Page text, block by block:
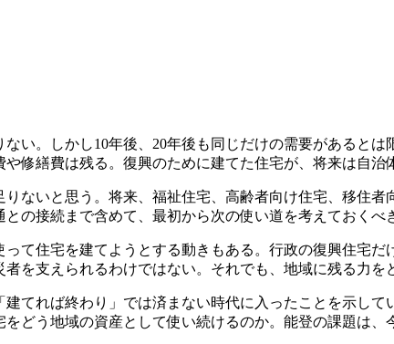
い。しかし10年後、20年後も同じだけの需要があると
修繕費は残る。復興のために建てた住宅が、将来は自治
ないと思う。将来、福祉住宅、高齢者向け住宅、移住
の接続まで含めて、最初から次の使い道を考えておくべ
て住宅を建てようとする動きもある。行政の復興住宅
を支えられるわけではない。それでも、地域に残る力を
てれば終わり」では済まない時代に入ったことを示し
どう地域の資産として使い続けるのか。能登の課題は、